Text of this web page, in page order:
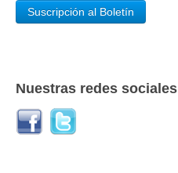
Nuestras redes sociales